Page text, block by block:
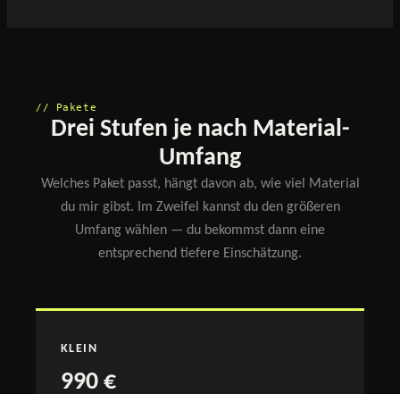
// Pakete
Drei Stufen je nach Material-
Umfang
Welches Paket passt, hängt davon ab, wie viel Material
du mir gibst. Im Zweifel kannst du den größeren
Umfang wählen — du bekommst dann eine
entsprechend tiefere Einschätzung.
KLEIN
990 €